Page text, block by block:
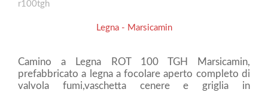
r100tgh
Legna - Marsicamin
Camino a Legna ROT 100 TGH Marsicamin,
prefabbricato a legna a focolare aperto completo di
valvola fumi,vaschetta cenere e griglia in